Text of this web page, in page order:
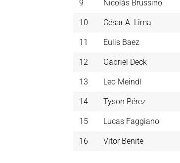
9 Nicolás Brussino
10 César A. Lima
11 Eulis Baez
12 Gabriel Deck
13 Leo Meindl
14 Tyson Pérez
15 Lucas Faggiano
16 Vitor Benite